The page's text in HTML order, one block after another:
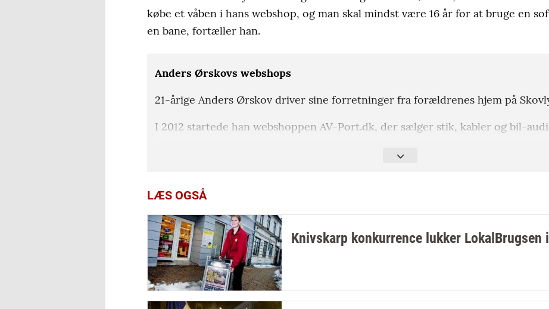
købe et våben i hans webshop, og man skal mindst være 16 år for at bruge en
en bane, fortæller han.
Anders Ørskovs webshops
21-årige Anders Ørskov driver sine forretninger fra forældrenes hjem på
I 2012 startede han webshoppen AV-Port.dk, der sælger stik, kabler og bil-
Nu har han også grundlagt webshoppen Hardball-zonen, hvorfra han sælger
LÆS OGSÅ
Knivskarp konkurrence lukker LokalBrugsen